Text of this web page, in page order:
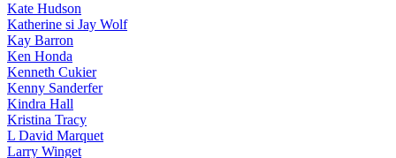
Kate Hudson
Katherine si Jay Wolf
Kay Barron
Ken Honda
Kenneth Cukier
Kenny Sanderfer
Kindra Hall
Kristina Tracy
L David Marquet
Larry Winget